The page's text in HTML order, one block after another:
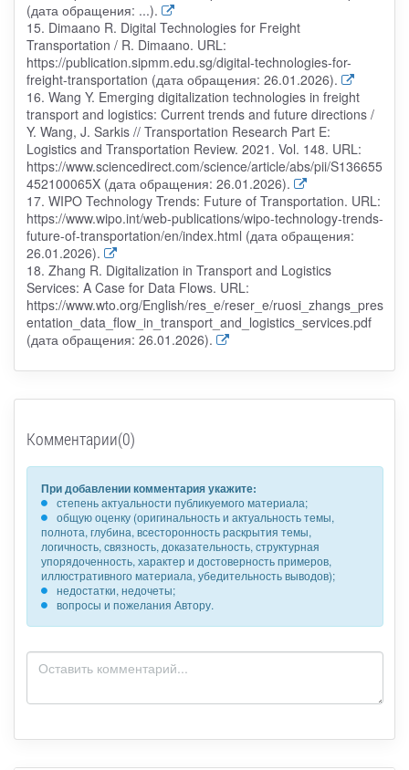
(дата обращения: ...).
15. Dimaano R. Digital Technologies for Freight
Transportation / R. Dimaano. URL:
https://publication.sipmm.edu.sg/digital-technologies-for-
freight-transportation (дата обращения: 26.01.2026).
16. Wang Y. Emerging digitalization technologies in freight
transport and logistics: Current trends and future directions /
Y. Wang, J. Sarkis // Transportation Research Part E:
Logistics and Transportation Review. 2021. Vol. 148. URL:
https://www.sciencedirect.com/science/article/abs/pii/S136655
452100065X (дата обращения: 26.01.2026).
17. WIPO Technology Trends: Future of Transportation. URL:
https://www.wipo.int/web-publications/wipo-technology-trends-
future-of-transportation/en/index.html (дата обращения:
26.01.2026).
18. Zhang R. Digitalization in Transport and Logistics
Services: A Case for Data Flows. URL:
https://www.wto.org/English/res_e/reser_e/ruosi_zhangs_pres
entation_data_flow_in_transport_and_logistics_services.pdf
(дата обращения: 26.01.2026).
Комментарии(0)
При добавлении комментария укажите:
степень актуальности публикуемого материала;
общую оценку (оригинальность и актуальность темы,
полнота, глубина, всесторонность раскрытия темы,
логичность, связность, доказательность, структурная
упорядоченность, характер и достоверность примеров,
иллюстративного материала, убедительность выводов);
недостатки, недочеты;
вопросы и пожелания Автору.